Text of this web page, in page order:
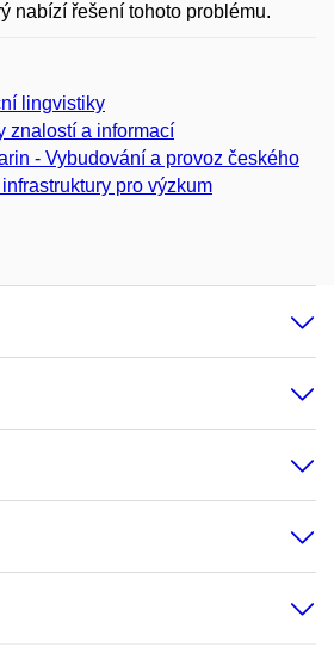
nabízí řešení tohoto problému.
lingvistiky
znalostí a informací
- Vybudování a provoz českého
pro výzkum